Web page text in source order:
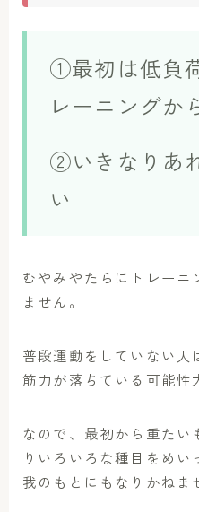
①最初は低負
レーニングか
②いきなりあ
い
むやみやたらにトレーニ
ません。
普段運動をしていない人
筋力が落ちている可能性
なので、最初から重たい
りいろいろな種目をめ
我のもとにもなりかねま